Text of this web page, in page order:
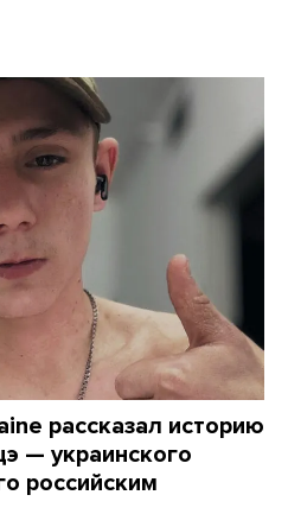
рассказал историю
— украинского
российским